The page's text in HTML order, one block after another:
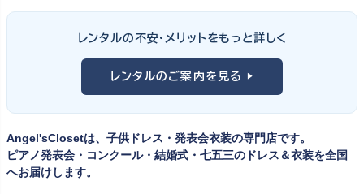
① サイズは"ジャストフィット"を選ぶ
舞台上で最も美しく見えるのは、お子様の体にきちんと合ったサ
イズのドレス・スーツです。「大きめを買って長く着せたい」という
何よりお子様を輝かせます。レンタルなら、その時のジャストサイ
ズを遠慮なく選べるのが最大のメリット。胸囲・身丈の正しい測り
向け、スリーピーススーツやベストスタイルは合唱・アンサンブル向
けと、シーンで使い分けるのがおすすめです。詳しくは
ツ・タキシード一覧
レンタルの不安・メリットをもっと詳しく
レンタルのご案内を見る ▶
Angel'sClosetは、子供ドレス・発表会衣装の専門店です。
ピアノ発表会・コンクール・結婚式・七五三のドレス＆衣装を全国
へお届けします。